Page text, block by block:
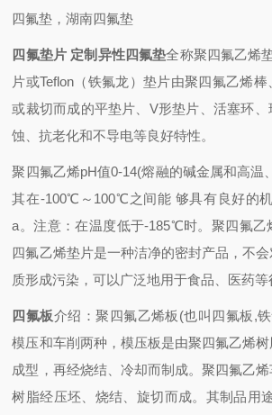
四氟垫，湖南四氟垫
四氟垫片 定制异性四氟垫全称聚四氟乙烯
片或Teflon（铁氟龙）垫片由聚四氟乙烯
或裁切而成的平垫片、V形垫片、活塞环
蚀、抗老化和不导电等良好特性。
聚四氟乙烯pH值0-14(熔融的碱金属和高温
其在-100℃～100℃之间能 够具有良好的
a。注意：在温度低于-185℃时。聚四氟乙
四氟乙烯垫片是一种洁净的密封产品，不
质形成污染，可以广泛地用于食品、医药等
四氟板介绍：聚四氟乙烯板(也叫四氟板,
模压和车削两种，模压板是由聚四氟乙烯
成型，再经烧结、冷却而制成。聚四氟乙
树脂经压坯、烧结、旋切而成。其制品用